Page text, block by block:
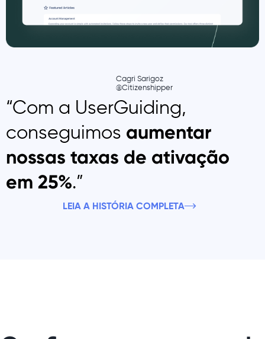
Cagri Sarigoz
@Citizenshipper
“Com a UserGuiding,
conseguimos aumentar
nossas taxas de ativação
em 25%.”
LEIA A HISTÓRIA COMPLETA